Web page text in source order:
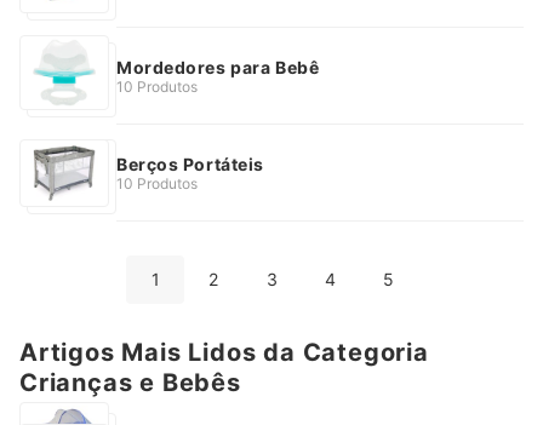
Mordedores para Bebê
10 Produtos
Berços Portáteis
10 Produtos
1 2 3 4 5
Artigos Mais Lidos da Categoria
Crianças e Bebês